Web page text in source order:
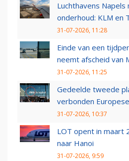
Luchthavens
onderhoud: KLM en
31-07-2026, 11:28
Einde van een
neemt afscheid van
31-07-2026, 11:25
Gedeelde tweede
verbonden
31-07-2026, 10:37
LOT opent in maart
naar Hanoi
31-07-2026, 9:59